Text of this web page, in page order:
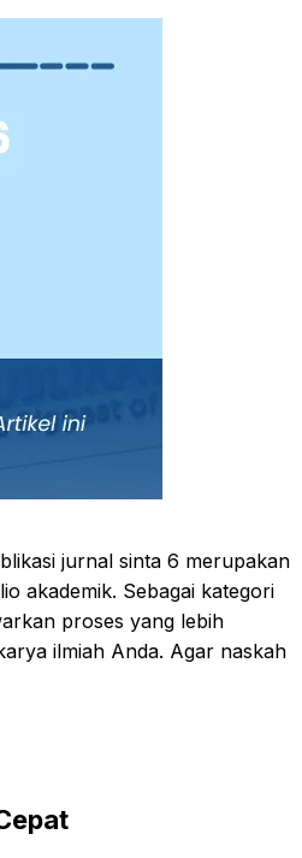
jurnal sinta 6 merupakan
akademik. Sebagai kategori
proses yang lebih
ilmiah Anda. Agar naskah